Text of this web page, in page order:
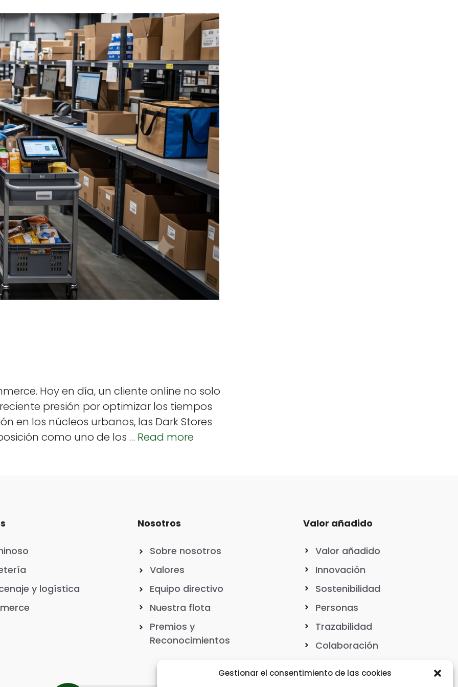
Gestionar el consentimiento de las cookies
Hoy en día, un cliente online no solo
pre­sión por opti­mizar los tiem­pos
en los núcleos urbanos, las Dark Stores
como uno de los … Read more
y logística
Nosotros
Sobre nosotros
Valores
Equipo directivo
Nuestra flota
Premios y
Reconocimientos
Valor añadido
Valor añadido
Innovación
Sostenibilidad
Personas
Trazabilidad
Colaboración